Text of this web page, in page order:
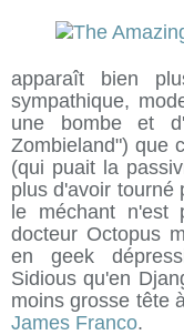
apparaît bien
sympathique,
une bombe et
Zombieland") que
(qui puait la
plus d'avoir tourné
le méchant
docteur Octopus
en geek
Sidious qu'en
moins grosse tête
James Franco.